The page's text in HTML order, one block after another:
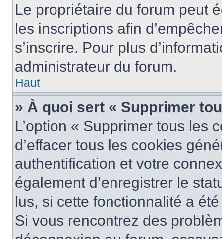
Le propriétaire du forum peut
les inscriptions afin
s’inscrire. Pour plus
administrateur du forum.
Haut
» À quoi sert « Supprimer
L’option « Supprimer tous les
d’effacer tous les cookies
authentification et votre
également d’enregistrer le
lus, si cette fonctionnalité a
Si vous rencontrez des